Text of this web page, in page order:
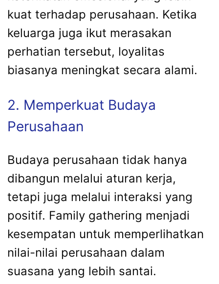
kuat terhadap perusahaan. Ketika
keluarga juga ikut merasakan
perhatian tersebut, loyalitas
biasanya meningkat secara alami.
2. Memperkuat Budaya
Perusahaan
Budaya perusahaan tidak hanya
dibangun melalui aturan kerja,
tetapi juga melalui interaksi yang
positif. Family gathering menjadi
kesempatan untuk memperlihatkan
nilai-nilai perusahaan dalam
suasana yang lebih santai.